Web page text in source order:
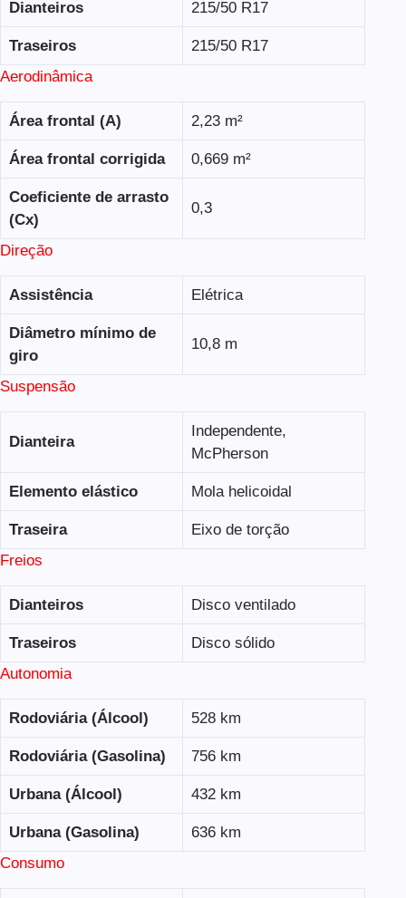
Dianteiros 215/50 R17
Traseiros
215/50 R17
Aerodinâmica
Área frontal (A) 2,23 m²
Área frontal corrigida 0,669 m²
Coeficiente de arrasto
(Cx)
0,3
Direção
Assistência Elétrica
Diâmetro mínimo de
giro
10,8 m
Suspensão
Dianteira
Independente,
McPherson
Elemento elástico Mola helicoidal
Traseira
Eixo de torção
Freios
Dianteiros Disco ventilado
Traseiros
Disco sólido
Autonomia
Rodoviária (Álcool) 528 km
Rodoviária (Gasolina) 756 km
Urbana (Álcool) 432 km
Urbana (Gasolina)
636 km
Consumo